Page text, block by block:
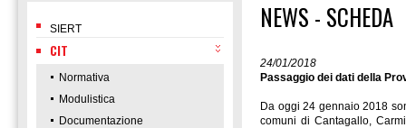
SIERT
CIT
Normativa
Modulistica
Documentazione
NEWS - SCHEDA
24/01/2018
Passaggio dei dati della
Da oggi 24 gennaio 2018
comuni di Cantagallo,